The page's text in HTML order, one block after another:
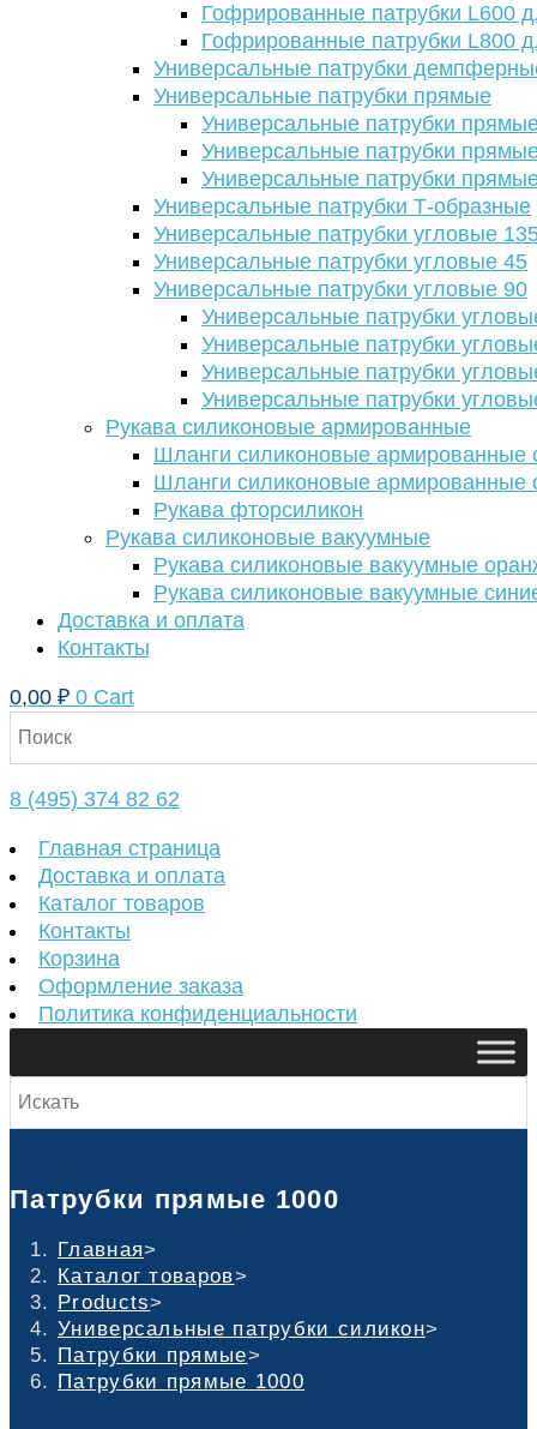
Гофрированные патрубки L600
Гофрированные патрубки L800
Универсальные патрубки
Универсальные патрубки прямые
Универсальные патрубки
Универсальные патрубки
Универсальные патрубки
Универсальные патрубки Т-образные
Универсальные патрубки угловые
Универсальные патрубки угловые 45
Универсальные патрубки угловые 90
Универсальные патрубки
Универсальные патрубки
Универсальные патрубки
Универсальные патрубки
Рукава силиконовые армированные
Шланги силиконовые армированные
Шланги силиконовые армированные
Рукава фторсиликон
Рукава силиконовые вакуумные
Рукава силиконовые вакуумные
Рукава силиконовые вакуумные
Доставка и оплата
Контакты
0,00 ₽ 0 Cart
8 (495) 374 82 62
Главная страница
Доставка и оплата
Каталог товаров
Контакты
Корзина
Оформление заказа
Политика конфиденциальности
Патрубки прямые 1000
Главная>
Каталог товаров>
Products>
Универсальные патрубки силикон>
Патрубки прямые>
Патрубки прямые 1000